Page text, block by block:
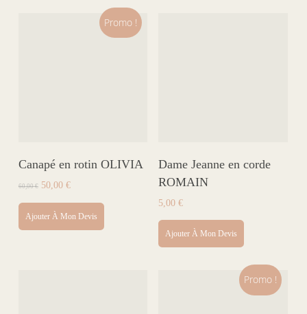
Promo !
Canapé en rotin OLIVIA
60,00€ Le
initial
était :
50,00 €Le
est :
Ajouter À Mon Devis
Dame Jeanne en corde
ROMAIN
5,00€
Ajouter À Mon Devis
Promo !